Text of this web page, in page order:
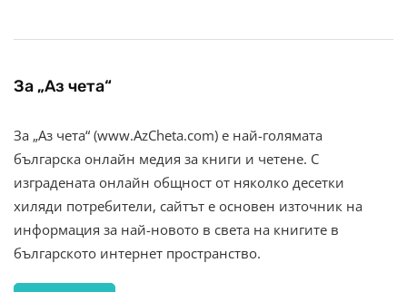
За „Аз чета“
За „Аз чета“ (www.AzCheta.com) е най-голямата
българска онлайн медия за книги и четене. С
изградената онлайн общност от няколко десетки
хиляди потребители, сайтът е основен източник на
информация за най-новото в света на книгите в
българското интернет пространство.